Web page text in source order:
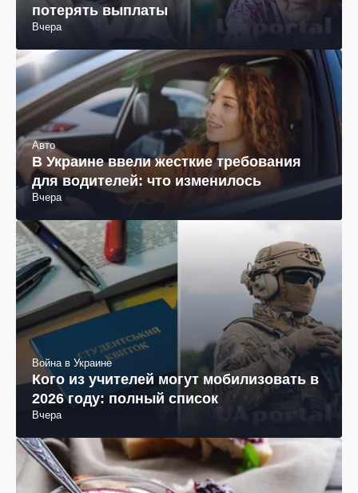
потерять выплаты
Вчера
Авто
В Украине ввели жесткие требования
для водителей: что изменилось
Вчера
Война в Украине
Кого из учителей могут мобилизовать в
2026 году: полный список
Вчера